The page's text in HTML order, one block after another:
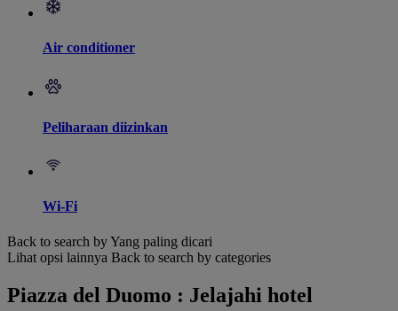
Air conditioner
Peliharaan diizinkan
Wi-Fi
Back to search by Yang paling dicari
Lihat opsi lainnya Back to search by categories
Piazza del Duomo : Jelajahi hotel